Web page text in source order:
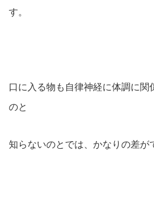
す。
口に入る物も自律神経に体調に関
のと
知らないのとでは、かなりの差が